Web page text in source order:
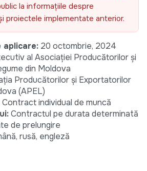
la informațiile despre
proiectele implementate anterior.
aplicare: 20 octombrie, 2024
al Asociației Producătorilor și
din Moldova
Producătorilor și Exportatorilor
(APEL)
Contract individual de muncă
Contractul pe durata determinată
de prelungire
rusă, engleză